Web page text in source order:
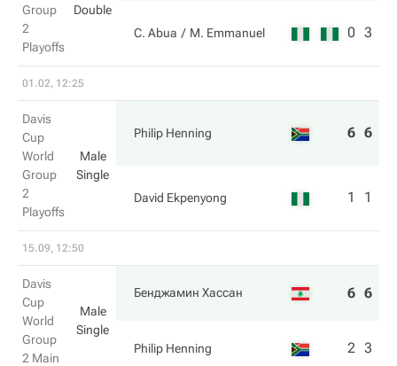
Group
2
Playoffs
Double
C. Abua M. Emmanuel 0 3
01.02, 12:25
Davis
Cup
World
Group
2
Playoffs
Male
Single
Philip Henning 6 6
David Ekpenyong 1 1
15.09, 12:50
Davis
Cup
World
Group
2 Main
Male
Single
Бенджамин Хассан 6 6
Philip Henning 2 3